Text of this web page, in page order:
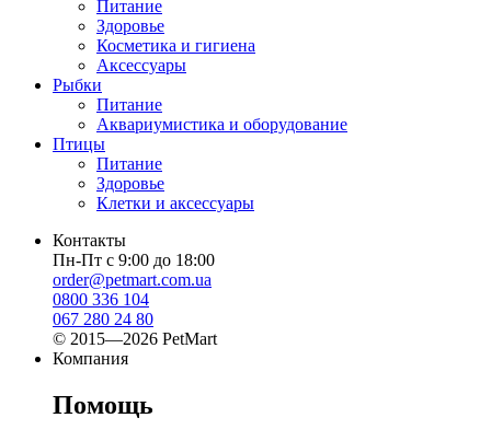
Питание
Здоровье
Косметика и гигиена
Аксессуары
Рыбки
Питание
Аквариумистика и оборудование
Птицы
Питание
Здоровье
Клетки и аксессуары
Контакты
Пн-Пт с 9:00 до 18:00
order@petmart.com.ua
0800 336 104
067 280 24 80
© 2015—2026 PetMart
Компания
Помощь